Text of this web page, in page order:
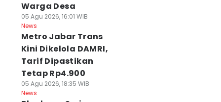
Warga Desa
05 Agu 2026, 16:01 WIB
News
Metro Jabar Trans
Kini Dikelola DAMRI,
Tarif Dipastikan
Tetap Rp4.900
05 Agu 2026, 18:35 WIB
News